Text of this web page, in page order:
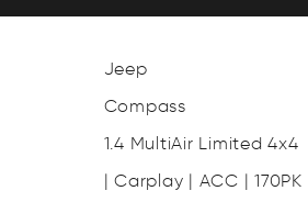
Jeep
Compass
1.4 MultiAir Limited 4x4
| Carplay | ACC | 170PK